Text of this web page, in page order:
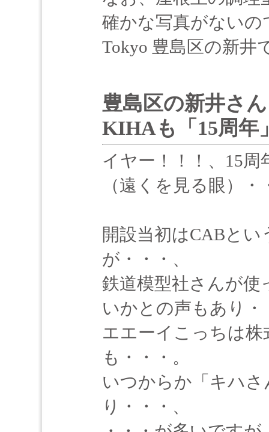
確かな写真がないの
Tokyo 豊島区の新井
豊島区の新井さ
KIHAも「15周年
イヤー！！！、15
（遠くを見る眼）・
開設当初はCABと
が・・・、
鉄道模型社さんが
いかとの声もあり・
エエーイこっちは
も・・・。
いつからか「キハ
り・・・、